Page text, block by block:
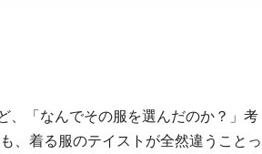
、「なんでその服を選んだのか？」考
、着る服のテイストが全然違うことっ